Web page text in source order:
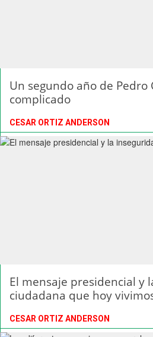
Un segundo año de Pedro
complicado
CESAR ORTIZ ANDERSON
El mensaje presidencial y
ciudadana que hoy
CESAR ORTIZ ANDERSON